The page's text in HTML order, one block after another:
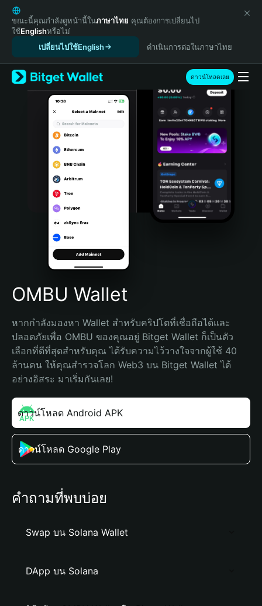
English
日本語
Tiếng Việt
Español (Latinoamérica)
Türkçe
Italiano
Português (Portugal)
Bahasa Indonesia
Português (Brasil)
Español (Argentina)
ขณะนี้คุณกำลังดูหน้านี้ในภาษาไทย คุณต้องการเปลี่ยนไป
ใช้Englishหรือไม่
เปลี่ยนไปใช้English
ดำเนินการต่อในภาษาไทย
ดาวน์โหลดเลย
OMBU Wallet
หากกำลังมองหา Wallet สำหรับคริปโตที่เชื่อถือได้และ
ปลอดภัยเพื่อ OMBU ของคุณอยู่ Bitget Wallet ก็เป็นตัว
เลือกที่ดีที่สุดสำหรับคุณ ได้รับความไว้วางใจจากผู้ใช้ 40
ล้านคน ให้คุณสำรวจโลก Web3 บน Bitget Wallet ได้
อย่างอิสระ มาเริ่มกันเลย!
ดาวน์โหลด Android APK
ดาวน์โหลด Google Play
คำถามที่พบบ่อย
Swap บน Solana Wallet
DApp บน Solana